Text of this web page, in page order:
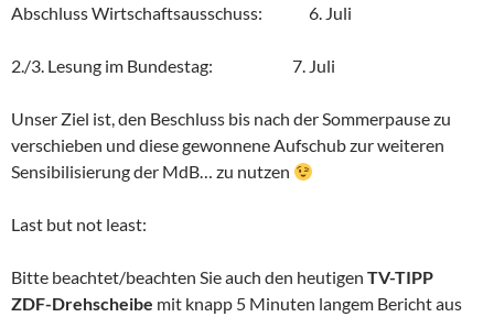
Abschluss Wirtschaftsausschuss: 6. Juli
2./3. Lesung im Bundestag: 7. Juli
Unser Ziel ist, den Beschluss bis nach der Sommerpause zu
verschieben und diese gewonnene Aufschub zur weiteren
Sensibilisierung der MdB… zu nutzen
Last but not least:
Bitte beachtet/beachten Sie auch den heutigen TV-TIPP
ZDF-Drehscheibe mit knapp 5 Minuten langem Bericht aus